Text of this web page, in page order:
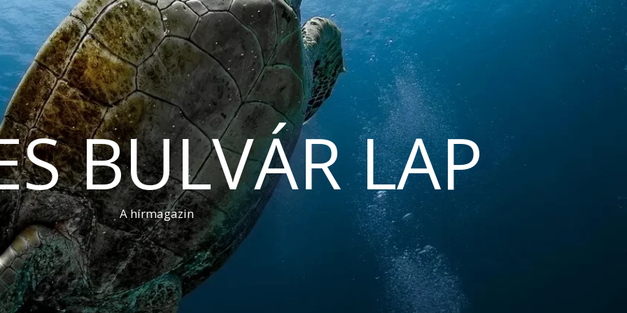
BULVÁR LAP
A hírmagazin